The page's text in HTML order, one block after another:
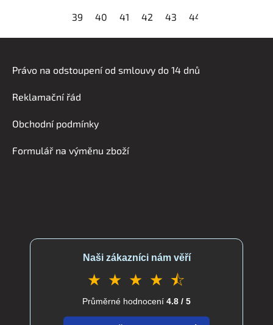
39 40 41 42 43 44
Právo na odstoupení od smlouvy do 14 dnů
Reklamační řád
Obchodní podmínky
Formulář na výměnu zboží
Naši zákazníci nám věří
★ ★ ★ ★ ⯪
Průměrné hodnocení 4.8 / 5